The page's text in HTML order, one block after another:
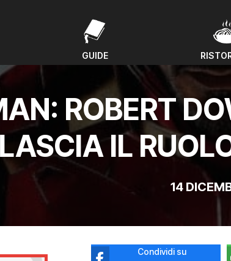
GUIDE
ROBERT
LASCIA IL
14
Condividi su